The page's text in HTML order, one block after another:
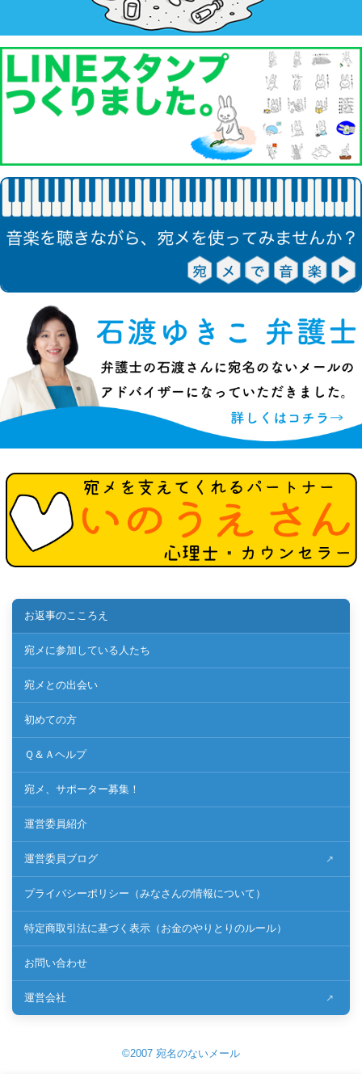
お返事のこころえ
宛メに参加している人たち
宛メとの出会い
初めての方
Ｑ＆Ａヘルプ
宛メ、サポーター募集！
運営委員紹介
運営委員ブログ
プライバシーポリシー（みなさんの情報について）
特定商取引法に基づく表示（お金のやりとりのルール）
お問い合わせ
運営会社
©2007 宛名のないメール